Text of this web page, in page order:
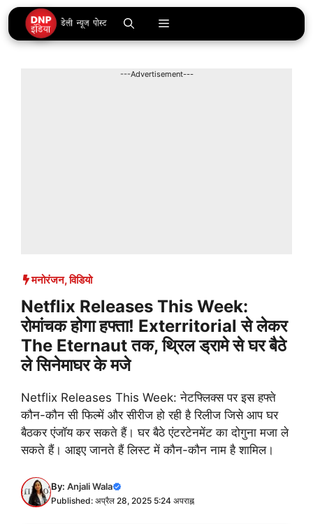
Skip
to
content
Menu
---Advertisement---
मनोरंजन,विडियो
Netflix Releases This Week:
रोमांचक होगा हफ्ता! Exterritorial से लेकर
The Eternaut तक, थ्रिल ड्रामे से घर बैठे
ले सिनेमाघर के मजे
Netflix Releases This Week: नेटफ्लिक्स पर इस हफ्ते
कौन-कौन सी फिल्में और सीरीज हो रही है रिलीज जिसे आप घर
बैठकर एंजॉय कर सकते हैं। घर बैठे एंटरटेनमेंट का दोगुना मजा ले
सकते हैं। आइए जानते हैं लिस्ट में कौन-कौन नाम है शामिल।
By: Anjali Wala
Published: अप्रैल 28, 2025 5:24 अपराह्न